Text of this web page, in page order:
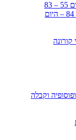
קורונה
וקבלה